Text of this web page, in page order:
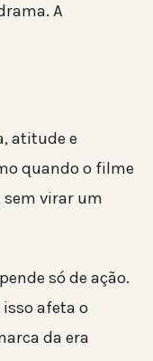
A
atitude e
quando o filme
virar um
só de ação.
afeta o
da era